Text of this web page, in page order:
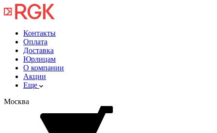
Контакты
Оплата
Доставка
Юрлицам
О компании
Акции
Еще
Москва